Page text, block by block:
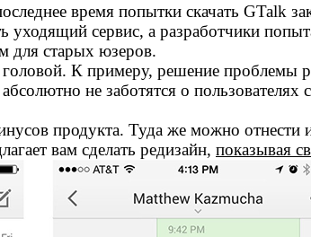
время попытки скачать GTalk
сервис, а разработчики
для старых юзеров.
головой. К примеру, решение проблемы
не заботятся о
продукта. Туда же можно отнести и
вам сделать редизайн, показывая